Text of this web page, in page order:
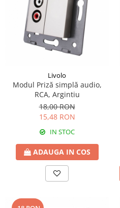
Livolo
Modul Priză simplă audio,
RCA, Argintiu
18,00 RON
15,48 RON
IN STOC
ADAUGA IN COS